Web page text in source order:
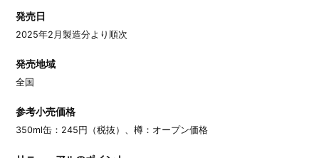
発売日
2025年2月製造分より順次
発売地域
全国
参考小売価格
350ml缶：245円（税抜）、樽：オープン価格